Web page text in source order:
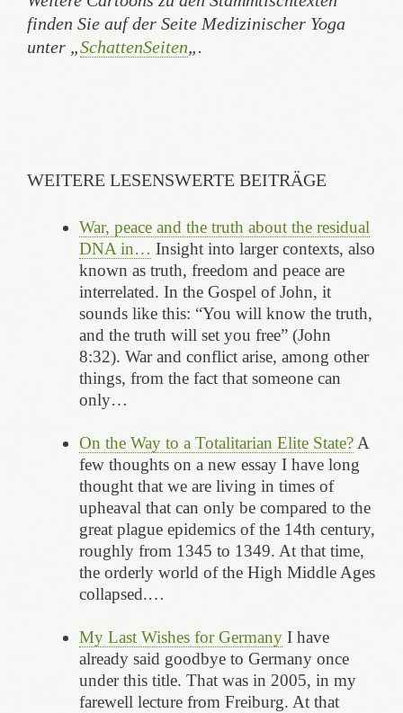
finden Sie auf der Seite Medizinischer Yoga
unter „SchattenSeiten„.
WEITERE LESENSWERTE BEITRÄGE
War, peace and the truth about the residual
DNA in… Insight into larger contexts, also
known as truth, freedom and peace are
interrelated. In the Gospel of John, it
sounds like this: “You will know the truth,
and the truth will set you free” (John
8:32). War and conflict arise, among other
things, from the fact that someone can
only…
On the Way to a Totalitarian Elite State?A
few thoughts on a new essay I have long
thought that we are living in times of
upheaval that can only be compared to the
great plague epidemics of the 14th century,
roughly from 1345 to 1349. At that time,
the orderly world of the High Middle Ages
collapsed.…
My Last Wishes for GermanyI have
already said goodbye to Germany once
under this title. That was in 2005, in my
farewell lecture from Freiburg. At that